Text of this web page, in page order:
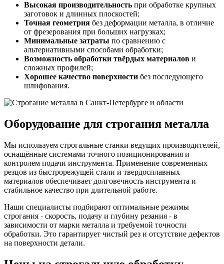
Высокая производительность при обработке крупных
заготовок и длинных плоскостей;
Точная геометрия без деформации металла, в отличие
от фрезерования при больших нагрузках;
Минимальные затраты по сравнению с
альтернативными способами обработки;
Возможность обработки твёрдых материалов и
сложных профилей;
Хорошее качество поверхности без последующего
шлифования.
Оборудование для строгания металла
Мы используем строгальные станки ведущих производителей,
оснащённые системами точного позиционирования и
контролем подачи инструмента. Применение современных
резцов из быстрорежущей стали и твердосплавных
материалов обеспечивает долговечность инструмента и
стабильное качество при длительной работе.
Наши специалисты подбирают оптимальные режимы
строгания - скорость, подачу и глубину резания - в
зависимости от марки металла и требуемой точности
обработки. Это гарантирует чистый рез и отсутствие дефектов
на поверхности детали.